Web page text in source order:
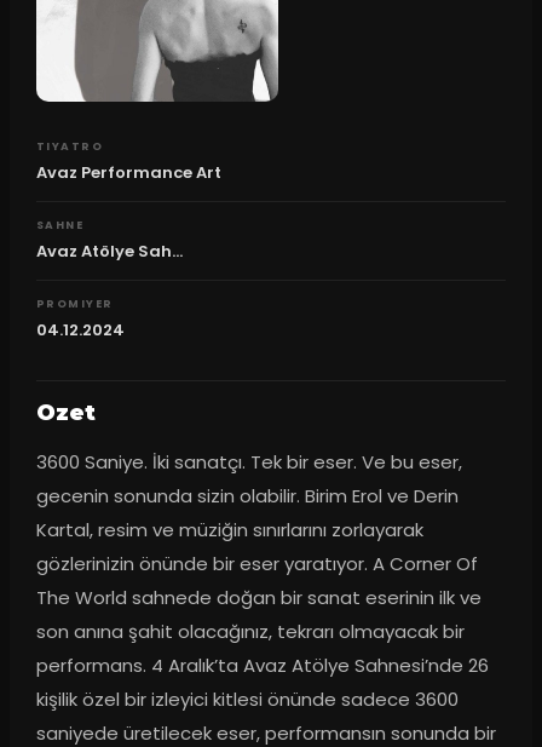
TIYATRO
Avaz Performance Art
SAHNE
Avaz Atölye Sah...
PROMIYER
04.12.2024
Ozet
3600 Saniye. İki sanatçı. Tek bir eser. Ve bu eser,
gecenin sonunda sizin olabilir. Birim Erol ve Derin
Kartal, resim ve müziğin sınırlarını zorlayarak
gözlerinizin önünde bir eser yaratıyor. A Corner Of
The World sahnede doğan bir sanat eserinin ilk ve
son anına şahit olacağınız, tekrarı olmayacak bir
performans. 4 Aralık’ta Avaz Atölye Sahnesi’nde 26
kişilik özel bir izleyici kitlesi önünde sadece 3600
saniyede üretilecek eser, performansın sonunda bir